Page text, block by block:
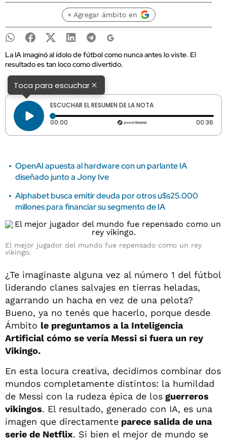
+ Agregar ámbito en
La IA imaginó al ídolo de fútbol como nunca antes lo viste. El
resultado es tan loco como divertido.
Toca para escuchar×
ESCUCHAR EL RESUMEN DE LA NOTA
00:00 Tiempo transcurrido: 0 segundos 00:36
OpenAI apuesta al hardware con un parlante IA
diseñado junto a Jony Ive
Alphabet busca emitir deuda por otros u$s25.000
millones para financiar su segmento de IA
El mejor jugador del mundo fue repensado como un rey
vikingo.
¿Te imaginaste alguna vez al número 1 del fútbol
liderando clanes salvajes en tierras heladas,
agarrando un hacha en vez de una pelota?
Bueno, ya no tenés que hacerlo, porque desde
Ámbito le preguntamos a la Inteligencia
Artificial cómo se vería Messi si fuera un rey
Vikingo.
En esta locura creativa, decidimos combinar dos
mundos completamente distintos: la humildad
de Messi con la rudeza épica de los guerreros
vikingos. El resultado, generado con IA, es una
imagen que directamente parece salida de una
serie de Netflix. Si bien el mejor de mundo se